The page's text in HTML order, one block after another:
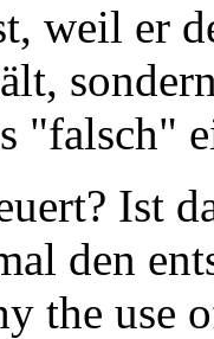
weil er
"falsch"
Ist
den
the use